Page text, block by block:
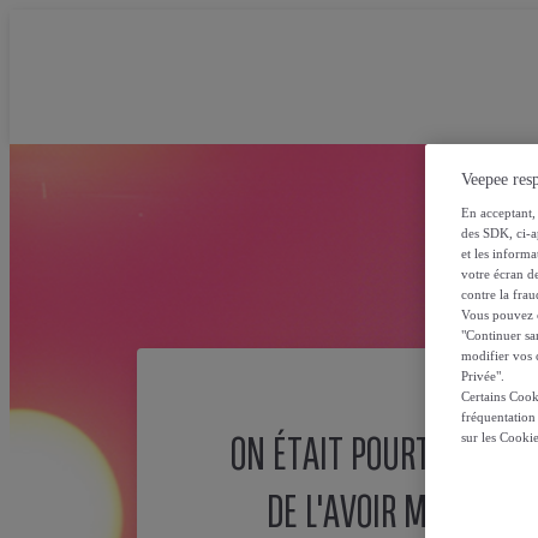
ON ÉTAIT POURTANT
DE L'AVOIR MISE ICI !
Veepee
En
des SDK, ci-
et les
votre écran
contre la
Vous pouvez
"Continuer
modifier vos
Privée".
Certains
fréquentation
sur les